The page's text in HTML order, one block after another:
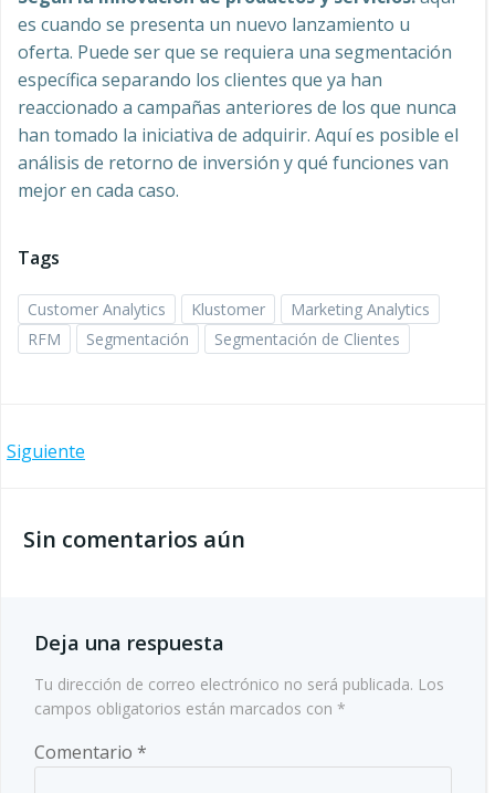
es cuando se presenta un nuevo lanzamiento u
oferta. Puede ser que se requiera una segmentación
específica separando los clientes que ya han
reaccionado a campañas anteriores de los que nunca
han tomado la iniciativa de adquirir. Aquí es posible el
análisis de retorno de inversión y qué funciones van
mejor en cada caso.
Tags
Customer Analytics Klustomer
Marketing Analytics
RFM
Segmentación Segmentación de Clientes
Navegación
de
entradas
Siguiente
Sin comentarios aún
Deja una respuesta
Tu dirección de correo electrónico no será publicada. Los
campos obligatorios están marcados con *
Comentario *